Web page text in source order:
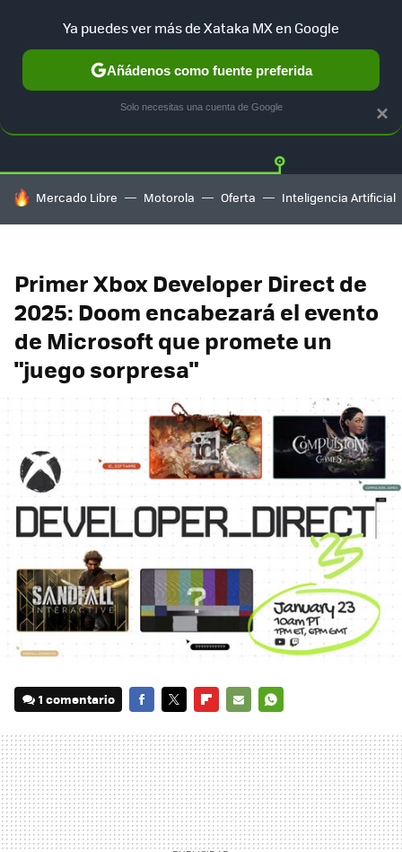
Twitter
HOY SE HABLA DE
Mercado Libre Motorola Oferta Inteligencia Artificial
Primer Xbox Developer Direct de
2025: Doom encabezará el evento
de Microsoft que promete un
"juego sorpresa"
1 comentario
MAIL
×
Ya puedes ver más de Xataka MX en Google
Añádenos como fuente preferida
Solo necesitas una cuenta de Google